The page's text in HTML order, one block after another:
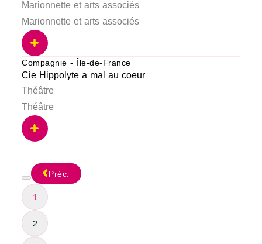
Marionnette et arts associés
Marionnette et arts associés
Compagnie - Île-de-France
Cie Hippolyte a mal au coeur
Théâtre
Théâtre
Préc.
1
2